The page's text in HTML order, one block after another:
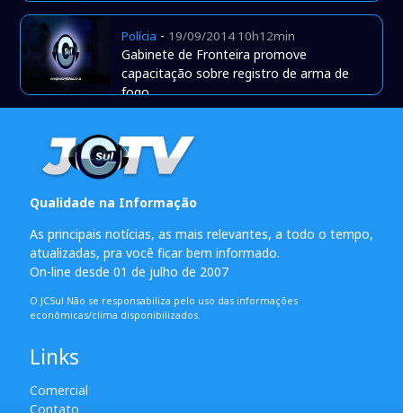
Polícia - 19/09/2014 10h12min
Gabinete de Fronteira promove
capacitação sobre registro de arma de
fogo
Qualidade na Informação
As principais notícias, as mais relevantes, a todo o tempo,
atualizadas, pra você ficar bem informado.
On-line desde 01 de julho de 2007
O JCSul Não se responsabiliza pelo uso das informações
econômicas/clima disponibilizados.
Links
Comercial
Contato